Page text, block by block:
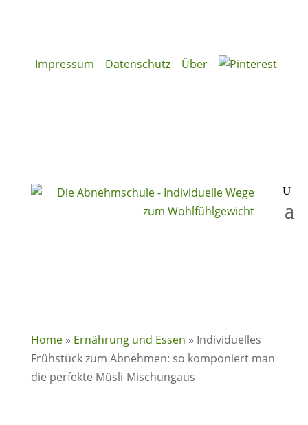
Impressum Datenschutz Über
Home» Ernährung und Essen » Individuelles
Frühstück zum Abnehmen: so komponiert man
die perfekte Müsli-Mischungaus